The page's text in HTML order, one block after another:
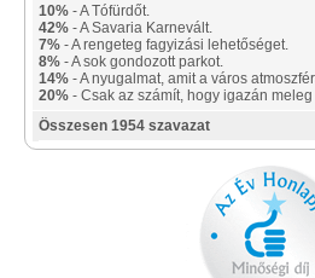
10% - A Tófürdőt.
42% - A Savaria Karnevált.
7% - A rengeteg fagyizási lehetőséget.
8% - A sok gondozott parkot.
14% - A nyugalmat, amit a város
20% - Csak az számít, hogy igazán
Összesen 1954 szavazat